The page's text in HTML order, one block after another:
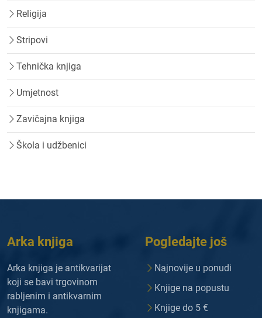
Religija
Stripovi
Tehnička knjiga
Umjetnost
Zavičajna knjiga
Škola i udžbenici
Arka knjiga
Arka knjiga je antikvarijat
koji se bavi trgovinom
rabljenim i antikvarnim
knjigama.
Pogledajte još
Najnovije u ponudi
Knjige na popustu
Knjige do 5 €